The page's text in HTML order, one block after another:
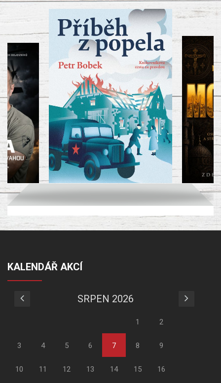
KALENDÁŘ AKCÍ
SRPEN 2026
1 2
3 4 5 6 7 8 9
10 11 12 13 14 15 16